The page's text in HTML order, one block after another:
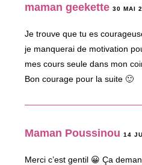
maman geekette 30 MAI
Je trouve que tu es
je manquerai de motivation
mes cours seule dans mon
Bon courage pour la suite 🙂
Maman Poussinou 14
Merci c’est gentil 😀 Ça